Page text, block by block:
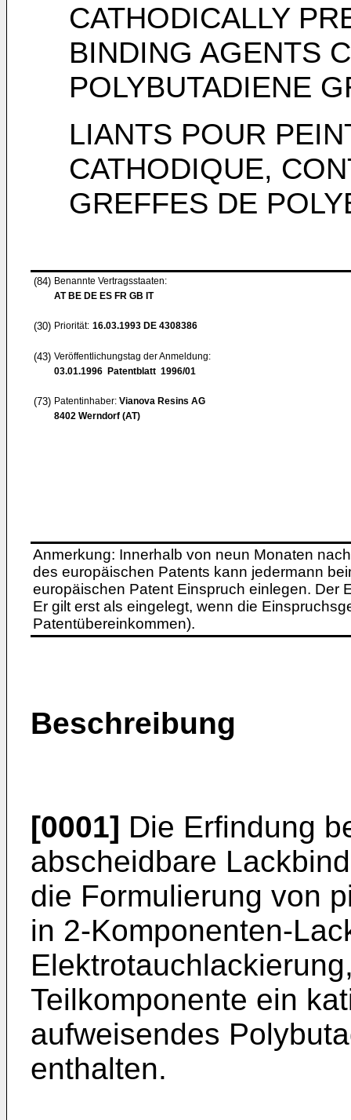
CATHODICALLY
BINDING AGENTS
POLYBUTADIENE
LIANTS POUR
CATHODIQUE,
GREFFES DE
(84) Benannte Vertragsstaaten:
AT BE DE ES FR GB IT
(30) Priorität: 16.03.1993 DE 4308386
(43) Veröffentlichungstag der Anmeldung:
03.01.1996 Patentblatt 1996/01
(73) Patentinhaber: Vianova Resins AG
8402 Werndorf (AT)
Anmerkung: Innerhalb von neun Monaten
des europäischen Patents kann jedermann
europäischen Patent Einspruch einlegen. Der
Er gilt erst als eingelegt, wenn die
Patentübereinkommen).
Beschreibung
[0001] Die Erfindung
abscheidbare
die Formulierung von
in 2-Komponenten-
Teilkomponente ein
aufweisendes
enthalten.